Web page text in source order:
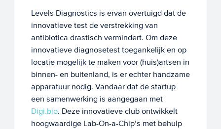
Levels Diagnostics is ervan overtuigd dat de
innovatieve test de verstrekking van
antibiotica drastisch vermindert. Om deze
innovatieve diagnosetest toegankelijk en op
locatie mogelijk te maken voor (huis)artsen in
binnen- en buitenland, is er echter handzame
apparatuur nodig. Vandaar dat de startup
een samenwerking is aangegaan met
Digi.bio. Deze innovatieve club ontwikkelt
hoogwaardige Lab-On-a-Chip’s met behulp